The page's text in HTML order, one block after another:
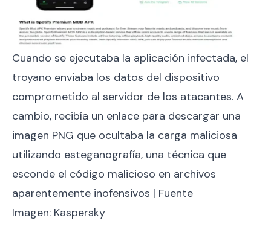
Cuando se ejecutaba la aplicación infectada, el
troyano enviaba los datos del dispositivo
comprometido al servidor de los atacantes. A
cambio, recibía un enlace para descargar una
imagen PNG que ocultaba la carga maliciosa
utilizando esteganografía, una técnica que
esconde el código malicioso en archivos
aparentemente inofensivos | Fuente
Imagen: Kaspersky